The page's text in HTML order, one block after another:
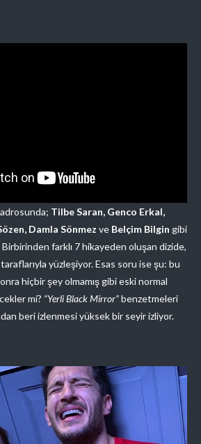
Tilbe Saran, Genco Erkal,
Damla Sönmez ve Belçim Bilgin gibi
Birbirinden farklı 7 hikayeden oluşan dizide,
yüzleşiyor. Esas soru ise şu: bu
hiçbir şey olmamış gibi eski normal
mi? “Yerli Black Mirror”benzetmeleri
beri izlenmesi yüksek bir seyir izliyor.